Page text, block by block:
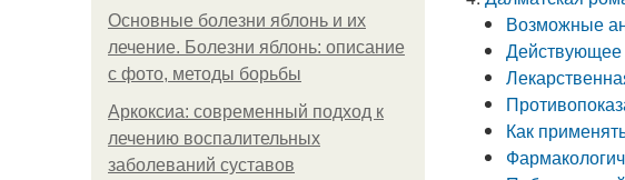
Основные болезни яблонь и их
лечение. Болезни яблонь: описание
с фото, методы борьбы
Аркоксиа: современный подход к
лечению воспалительных
заболеваний суставов
Возможные
Действующее
Как